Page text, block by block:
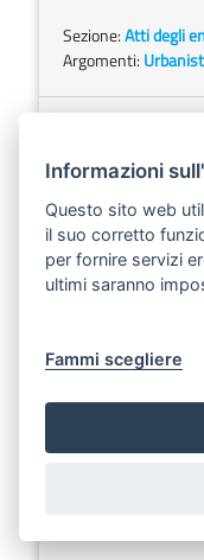
Sezione:Atti degli
Argomenti:
Scarica
Estratti DTA4
maggio 2023
esproprio
esproprio non
Sezione:
Atti degli
Argomenti:Lavori
Informazioni
Questo sito web
il suo corretto
per fornire servizi
ultimi saranno
Fammi scegliere